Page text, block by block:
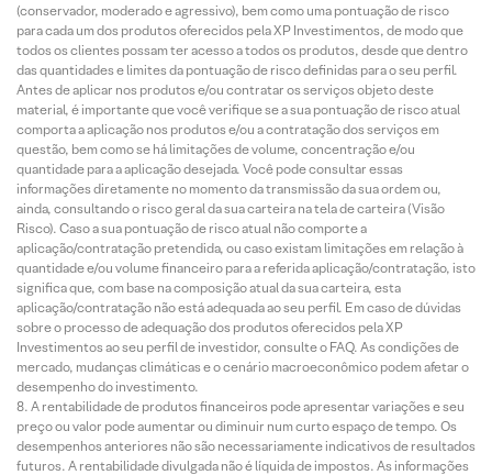
(conservador, moderado e agressivo), bem como uma pontuação de risco
para cada um dos produtos oferecidos pela XP Investimentos, de modo que
todos os clientes possam ter acesso a todos os produtos, desde que dentro
das quantidades e limites da pontuação de risco definidas para o seu perfil.
Antes de aplicar nos produtos e/ou contratar os serviços objeto deste
material, é importante que você verifique se a sua pontuação de risco atual
comporta a aplicação nos produtos e/ou a contratação dos serviços em
questão, bem como se há limitações de volume, concentração e/ou
quantidade para a aplicação desejada. Você pode consultar essas
informações diretamente no momento da transmissão da sua ordem ou,
ainda, consultando o risco geral da sua carteira na tela de carteira (Visão
Risco). Caso a sua pontuação de risco atual não comporte a
aplicação/contratação pretendida, ou caso existam limitações em relação à
quantidade e/ou volume financeiro para a referida aplicação/contratação, isto
significa que, com base na composição atual da sua carteira, esta
aplicação/contratação não está adequada ao seu perfil. Em caso de dúvidas
sobre o processo de adequação dos produtos oferecidos pela XP
Investimentos ao seu perfil de investidor, consulte o FAQ. As condições de
mercado, mudanças climáticas e o cenário macroeconômico podem afetar o
desempenho do investimento.
A rentabilidade de produtos financeiros pode apresentar variações e seu
preço ou valor pode aumentar ou diminuir num curto espaço de tempo. Os
desempenhos anteriores não são necessariamente indicativos de resultados
futuros. A rentabilidade divulgada não é líquida de impostos. As informações